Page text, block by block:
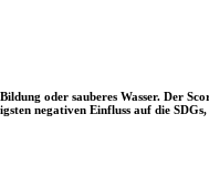
oder sauberes Wasser. Der
negativen Einfluss auf die